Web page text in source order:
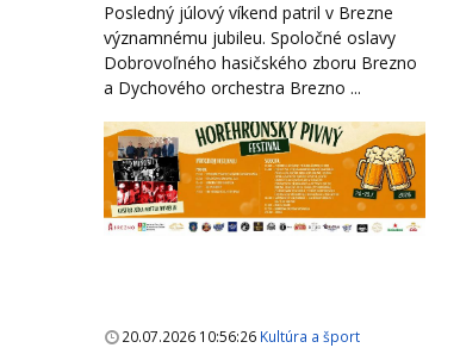
Posledný júlový víkend patril v Brezne
významnému jubileu. Spoločné oslavy
Dobrovoľného hasičského zboru Brezno
a Dychového orchestra Brezno ...
20.07.2026 10:56:26 Kultúra a šport